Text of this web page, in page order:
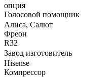
опция
Голосовой помощник
Алиса, Салют
Фреон
R32
Завод изготовитель
Hisense
Компрессор